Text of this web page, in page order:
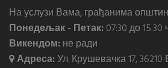
На услузи Вама, грађанима
Понедељак - Петак:07:30 до 15:30
Викендом:не ради
Адреса:Ул. Крушевачка 17,